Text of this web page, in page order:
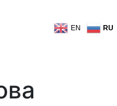
EN RU